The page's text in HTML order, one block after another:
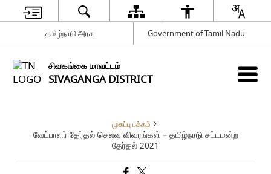
தமிழ்நாடு அரசு Government of Tamil Nadu
சிவகங்கை மாவட்டம்
SIVAGANGA DISTRICT
முகப்பு பக்கம்
வேட்பாளர் தேர்தல் செலவு விவரங்கள் – தமிழ்நாடு சட்டமன்ற
தேர்தல் 2021